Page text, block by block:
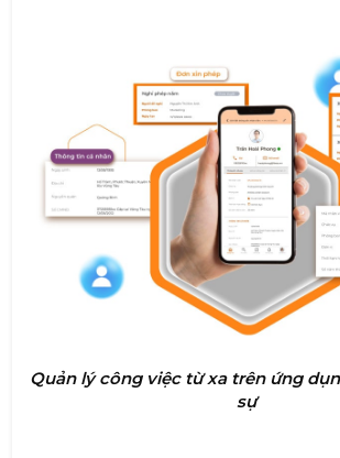
Quản lý công việc từ xa trên ứng
sự